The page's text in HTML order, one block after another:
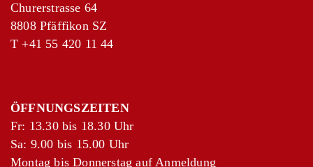
Churerstrasse 64
8808 Pfäffikon SZ
T +41 55 420 11 44
ÖFFNUNGSZEITEN
Fr: 13.30 bis 18.30 Uhr
Sa: 9.00 bis 15.00 Uhr
Montag bis Donnerstag auf Anmeldung